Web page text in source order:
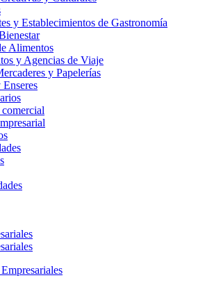
y Establecimientos de Gastronomía
Alimentos
y Agencias de Viaje
y Papelerías